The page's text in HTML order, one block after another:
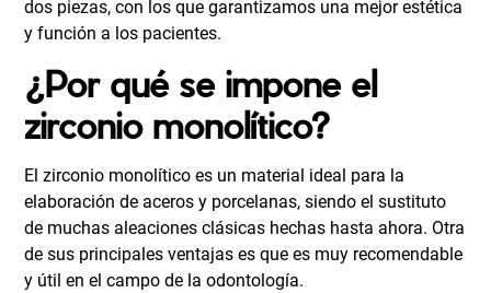
dos piezas, con los que garantizamos una mejor estética
y función a los pacientes.
¿Por qué se impone el
zirconio monolítico?
El zirconio monolítico es un material ideal para la
elaboración de aceros y porcelanas, siendo el sustituto
de muchas aleaciones clásicas hechas hasta ahora. Otra
de sus principales ventajas es que es muy recomendable
y útil en el campo de la odontología.